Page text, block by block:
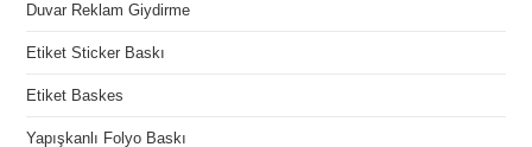
Duvar Reklam Giydirme
Etiket Sticker Baskı
Etiket Baskes
Yapışkanlı Folyo Baskı